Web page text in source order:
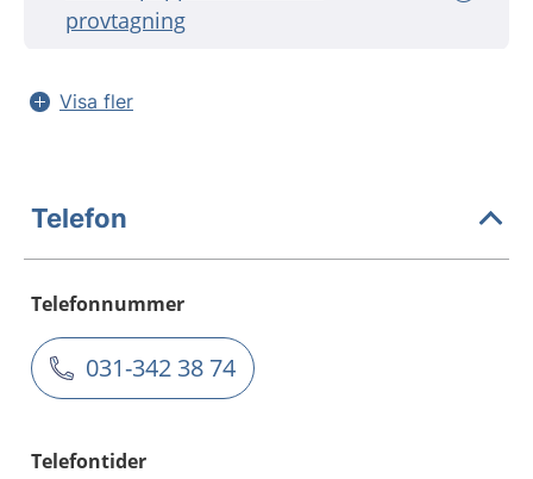
provtagning
Visa fler
Telefon
Telefonnummer
031-342 38 74
Telefontider